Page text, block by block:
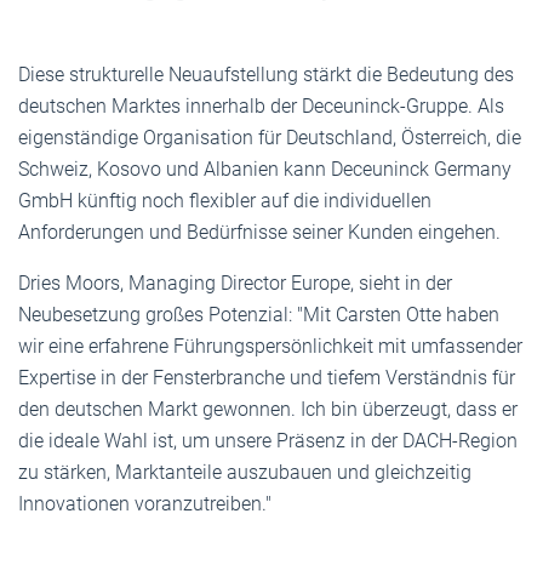
Diese strukturelle Neuaufstellung stärkt die Bedeutung des
deutschen Marktes innerhalb der Deceuninck-Gruppe. Als
eigenständige Organisation für Deutschland, Österreich, die
Schweiz, Kosovo und Albanien kann Deceuninck Germany
GmbH künftig noch flexibler auf die individuellen
Anforderungen und Bedürfnisse seiner Kunden eingehen.
Dries Moors, Managing Director Europe, sieht in der
Neubesetzung großes Potenzial: "Mit Carsten Otte haben
wir eine erfahrene Führungspersönlichkeit mit umfassender
Expertise in der Fensterbranche und tiefem Verständnis für
den deutschen Markt gewonnen. Ich bin überzeugt, dass er
die ideale Wahl ist, um unsere Präsenz in der DACH-Region
zu stärken, Marktanteile auszubauen und gleichzeitig
Innovationen voranzutreiben."